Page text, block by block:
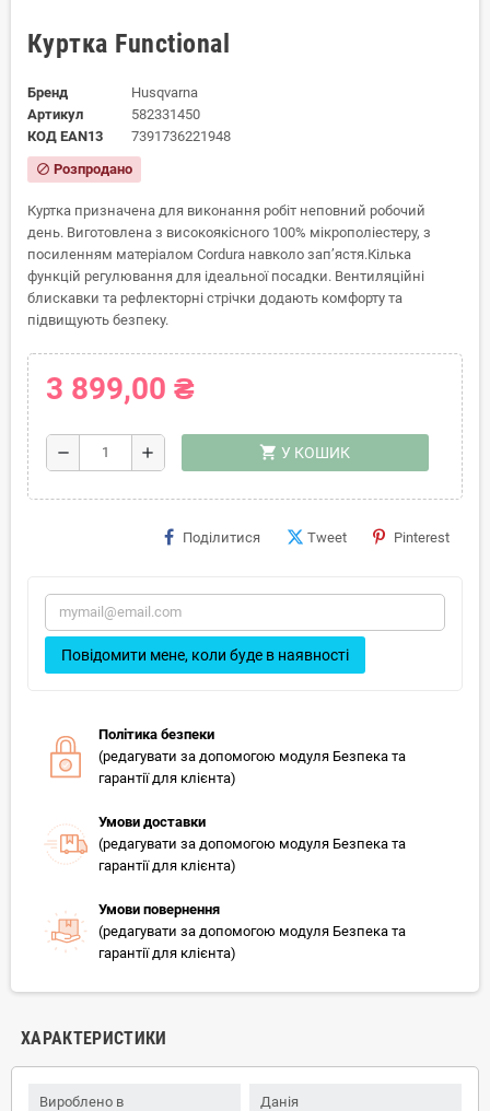
Куртка Functional
Бренд
Husqvarna
Артикул
582331450
КОД EAN13
7391736221948
block Розпродано
Куртка призначена для виконання робіт неповний робочий
день. Виготовлена з високоякісного 100% мікрополіестеру, з
посиленням матеріалом Cordura навколо зап’ястя.Кілька
функцій регулювання для ідеальної посадки. Вентиляційні
блискавки та рефлекторні стрічки додають комфорту та
підвищують безпеку.
3 899,00 ₴
remove add shopping_cart У КОШИК
Поділитися Tweet Pinterest
Повідомити мене, коли буде в наявності
Політика безпеки
(редагувати за допомогою модуля Безпека та
гарантії для клієнта)
Умови доставки
(редагувати за допомогою модуля Безпека та
гарантії для клієнта)
Умови повернення
(редагувати за допомогою модуля Безпека та
гарантії для клієнта)
ХАРАКТЕРИСТИКИ
Вироблено в Данія